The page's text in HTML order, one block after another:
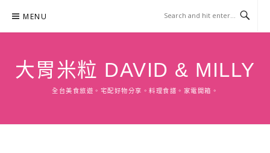
content
MENU
大胃米粒 DAVID & MILLY
全台美食旅遊。宅配好物分享。料理食譜。家電開箱。